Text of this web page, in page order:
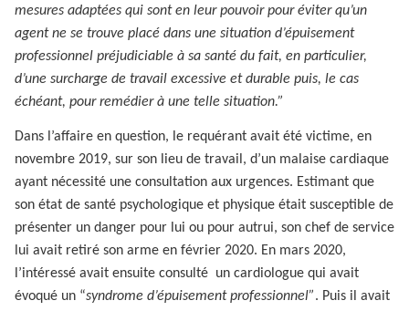
mesures adaptées qui sont en leur pouvoir pour éviter qu’un
agent ne se trouve placé dans une situation d’épuisement
professionnel préjudiciable à sa santé du fait, en particulier,
d’une surcharge de travail excessive et durable puis, le cas
échéant, pour remédier à une telle situation.”
Dans l’affaire en question, le requérant avait été victime, en
novembre 2019, sur son lieu de travail, d’un malaise cardiaque
ayant nécessité une consultation aux urgences. Estimant que
son état de santé psychologique et physique était susceptible de
présenter un danger pour lui ou pour autrui, son chef de service
lui avait retiré son arme en février 2020. En mars 2020,
l’intéressé avait ensuite consulté un cardiologue qui avait
évoqué un “syndrome d’épuisement professionnel”. Puis il avait